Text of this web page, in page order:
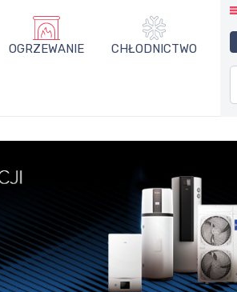
OGRZEWANIE CHŁODNICTWO